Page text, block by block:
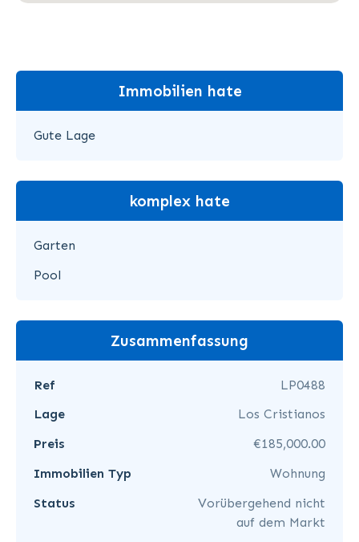
Immobilien hate
Gute Lage
komplex hate
Garten
Pool
Zusammenfassung
Ref
LP0488
Lage
Los Cristianos
Preis
€185,000.00
Immobilien Typ
Wohnung
Status
Vorübergehend nicht
auf dem Markt